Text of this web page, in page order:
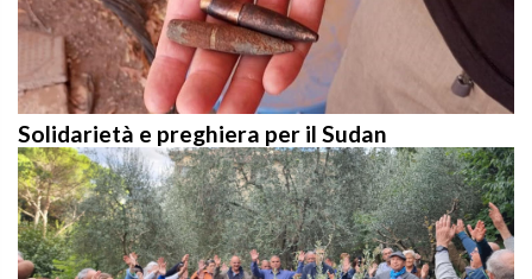
Solidarietà e preghiera per il Sudan